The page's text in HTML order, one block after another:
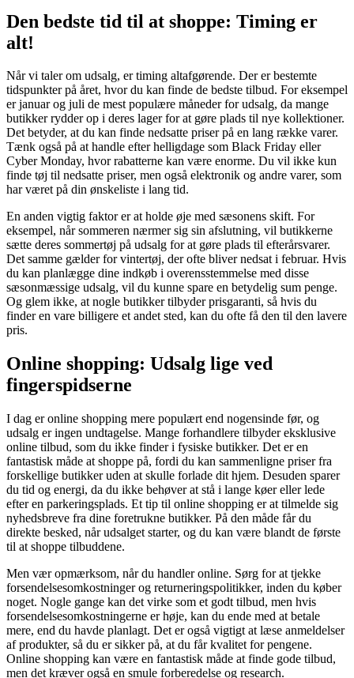
Den bedste tid til at shoppe: Timing er
alt!
Når vi taler om udsalg, er timing altafgørende. Der er bestemte
tidspunkter på året, hvor du kan finde de bedste tilbud. For eksempel
er januar og juli de mest populære måneder for udsalg, da mange
butikker rydder op i deres lager for at gøre plads til nye kollektioner.
Det betyder, at du kan finde nedsatte priser på en lang række varer.
Tænk også på at handle efter helligdage som Black Friday eller
Cyber Monday, hvor rabatterne kan være enorme. Du vil ikke kun
finde tøj til nedsatte priser, men også elektronik og andre varer, som
har været på din ønskeliste i lang tid.
En anden vigtig faktor er at holde øje med sæsonens skift. For
eksempel, når sommeren nærmer sig sin afslutning, vil butikkerne
sætte deres sommertøj på udsalg for at gøre plads til efterårsvarer.
Det samme gælder for vintertøj, der ofte bliver nedsat i februar. Hvis
du kan planlægge dine indkøb i overensstemmelse med disse
sæsonmæssige udsalg, vil du kunne spare en betydelig sum penge.
Og glem ikke, at nogle butikker tilbyder prisgaranti, så hvis du
finder en vare billigere et andet sted, kan du ofte få den til den lavere
pris.
Online shopping: Udsalg lige ved
fingerspidserne
I dag er online shopping mere populært end nogensinde før, og
udsalg er ingen undtagelse. Mange forhandlere tilbyder eksklusive
online tilbud, som du ikke finder i fysiske butikker. Det er en
fantastisk måde at shoppe på, fordi du kan sammenligne priser fra
forskellige butikker uden at skulle forlade dit hjem. Desuden sparer
du tid og energi, da du ikke behøver at stå i lange køer eller lede
efter en parkeringsplads. Et tip til online shopping er at tilmelde sig
nyhedsbreve fra dine foretrukne butikker. På den måde får du
direkte besked, når udsalget starter, og du kan være blandt de første
til at shoppe tilbuddene.
Men vær opmærksom, når du handler online. Sørg for at tjekke
forsendelsesomkostninger og returneringspolitikker, inden du køber
noget. Nogle gange kan det virke som et godt tilbud, men hvis
forsendelsesomkostningerne er høje, kan du ende med at betale
mere, end du havde planlagt. Det er også vigtigt at læse anmeldelser
af produkter, så du er sikker på, at du får kvalitet for pengene.
Online shopping kan være en fantastisk måde at finde gode tilbud,
men det kræver også en smule forberedelse og research.